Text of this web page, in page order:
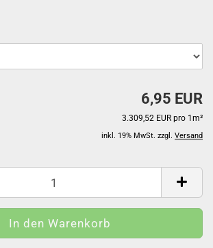
6,95 EUR
3.309,52 EUR pro 1m²
inkl. 19% MwSt. zzgl. Versand